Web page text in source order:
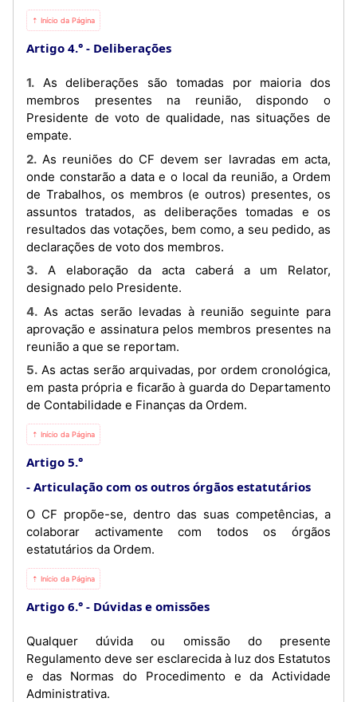
⇡ Início da Página
Artigo 4.° Deliberações
1. As deliberações são tomadas por maioria dos
membros presentes na reunião, dispondo o
Presidente de voto de qualidade, nas situações de
empate.
2. As reuniões do CF devem ser lavradas em acta,
onde constarão a data e o local da reunião, a Ordem
de Trabalhos, os membros (e outros) presentes, os
assuntos tratados, as deliberações tomadas e os
resultados das votações, bem como, a seu pedido, as
declarações de voto dos membros.
3. A elaboração da acta caberá a um Relator,
designado pelo Presidente.
4. As actas serão levadas à reunião seguinte para
aprovação e assinatura pelos membros presentes na
reunião a que se reportam.
5. As actas serão arquivadas, por ordem cronológica,
em pasta própria e ficarão à guarda do Departamento
de Contabilidade e Finanças da Ordem.
⇡ Início da Página
Artigo 5.°
Articulação com os outros órgãos estatutários
O CF propõe-se, dentro das suas competências, a
colaborar activamente com todos os órgãos
estatutários da Ordem.
⇡ Início da Página
Artigo 6.° Dúvidas e omissões
Qualquer dúvida ou omissão do presente
Regulamento deve ser esclarecida à luz dos Estatutos
e das Normas do Procedimento e da Actividade
Administrativa.